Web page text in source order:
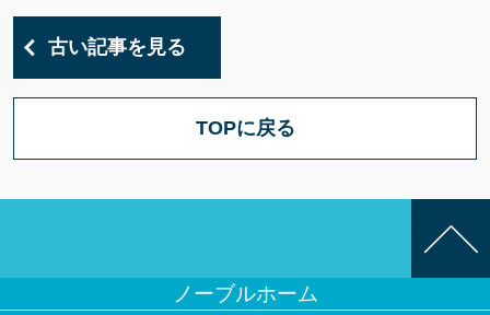
古い記事を見る
TOPに戻る
ノーブルホーム